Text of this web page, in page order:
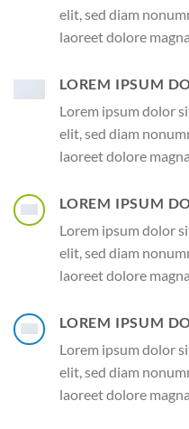
elit, sed diam
laoreet dolore
LOREM IPSUM
Lorem ipsum dolor
elit, sed diam
laoreet dolore
LOREM IPSUM
Lorem ipsum dolor
elit, sed diam
laoreet dolore
LOREM IPSUM
Lorem ipsum dolor
elit, sed diam
laoreet dolore